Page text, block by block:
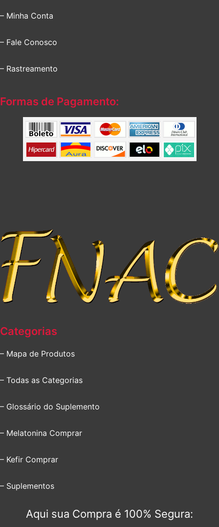
– Minha Conta
– Fale Conosco
– Rastreamento
Formas de Pagamento:
Categorias
– Mapa de Produtos
– Todas as Categorias
– Glossário do Suplemento
– Melatonina Comprar
– Kefir Comprar
– Suplementos
Aqui sua Compra é 100% Segura: